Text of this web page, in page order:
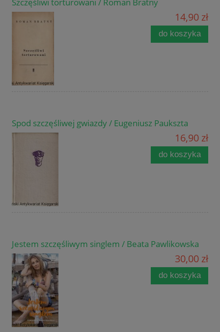
14,90 zł
do koszyka
Spod szczęśliwej gwiazdy / Eugeniusz Paukszta
16,90 zł
do koszyka
Jestem szczęśliwym singlem / Beata Pawlikowska
30,00 zł
do koszyka